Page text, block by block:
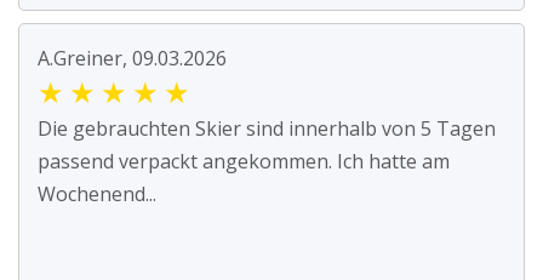
A.Greiner, 09.03.2026
★ ★ ★ ★ ★
Die gebrauchten Skier sind innerhalb von 5 Tagen
passend verpackt angekommen. Ich hatte am
Wochenend...